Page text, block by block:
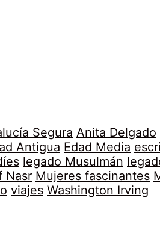
Segura Anita Delgado
Antigua Edad Media
legado Musulmán
Nasr Mujeres fascinantes
viajes Washington Irving